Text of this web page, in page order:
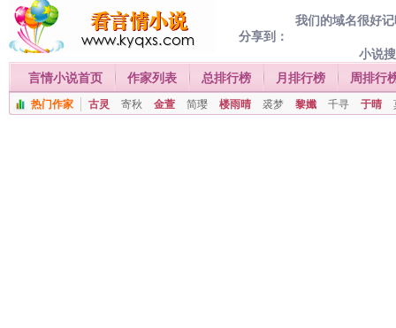
我们的域名很好
分享到：
小说
言情小说首页
作家列表 总排行榜 月排行榜 周排行
热门作家 古灵 寄秋 金萱 简璎 楼雨晴 裘梦 黎孅 千寻 于晴